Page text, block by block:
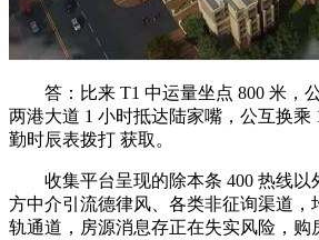
答：比来 T1 中运量坐点 800 米，
两港大道 1 小时抵达陆家嘴，公互换乘
勤时辰表拨打 获取。
收集平台呈现的除本条 400 热线以
方中介引流德律风、各类非征询渠道，
轨通道，房源消息存正在失实风险，购